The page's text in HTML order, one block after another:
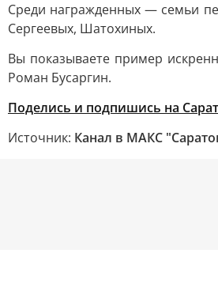
Среди награжденных — семьи
Сергеевых, Шатохиных.
Вы показываете пример
Роман Бусаргин.
Поделись и подпишись на
Источник: Канал в МАКС